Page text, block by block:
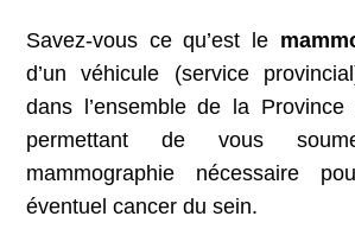
Savez-vous ce qu’est le
d’un véhicule (service
dans l’ensemble de la
permettant de vous
mammographie nécessaire
éventuel cancer du sein.